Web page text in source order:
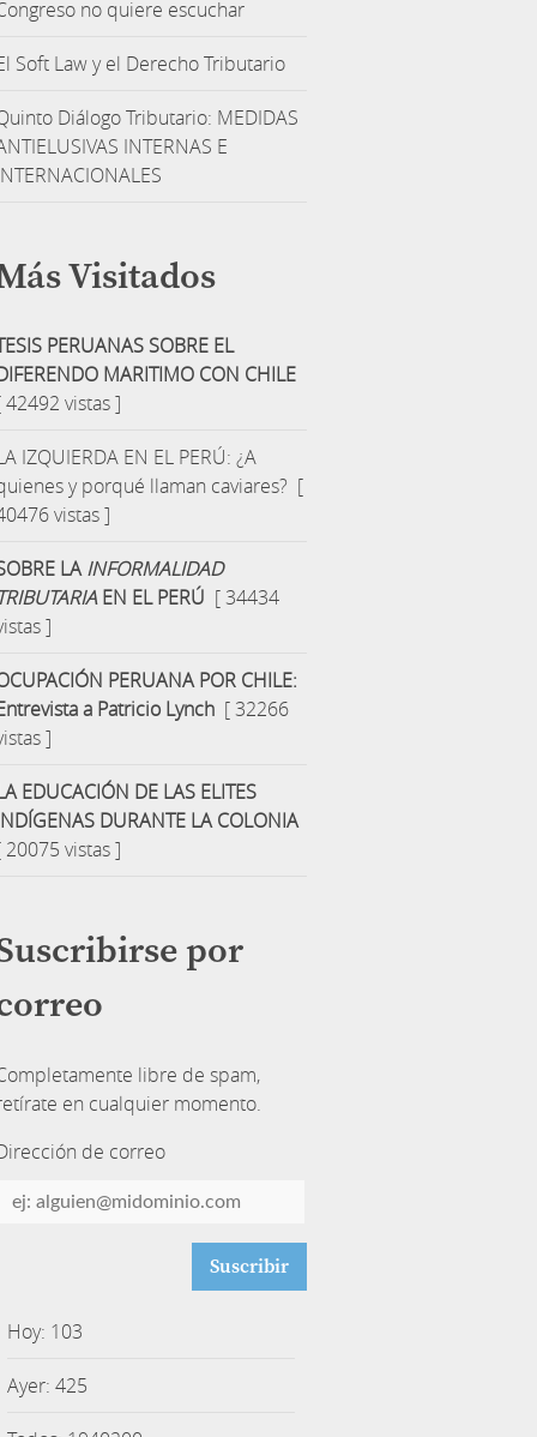
no quiere escuchar
Soft Law y el Derecho Tributario
Diálogo Tributario: MEDIDAS
INTERNAS E
Visitados
PERUANAS SOBRE EL
MARITIMO CON CHILE
42492 vistas ]
IZQUIERDA EN EL PERÚ: ¿A
y porqué llaman caviares? [
vistas ]
LAINFORMALIDAD
TRIBUTARIAEN EL PERÚ [ 34434
]
PERUANA POR CHILE:
a Patricio Lynch [ 32266
]
EDUCACIÓN DE LAS ELITES
DURANTE LA COLONIA
20075 vistas ]
por
libre de spam,
en cualquier momento.
de correo
Dirección
Hoy: 103
Ayer: 425